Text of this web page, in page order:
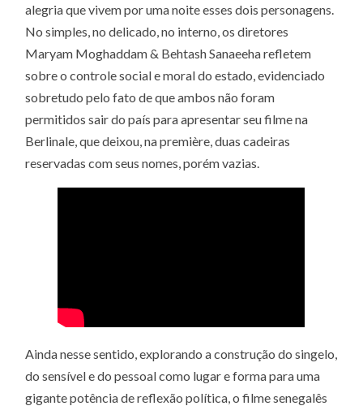
alegria que vivem por uma noite esses dois personagens.
No simples, no delicado, no interno, os diretores
Maryam Moghaddam & Behtash Sanaeeha refletem
sobre o controle social e moral do estado, evidenciado
sobretudo pelo fato de que ambos não foram
permitidos sair do país para apresentar seu filme na
Berlinale, que deixou, na première, duas cadeiras
reservadas com seus nomes, porém vazias.
Ainda nesse sentido, explorando a construção do singelo,
do sensível e do pessoal como lugar e forma para uma
gigante potência de reflexão política, o filme senegalês